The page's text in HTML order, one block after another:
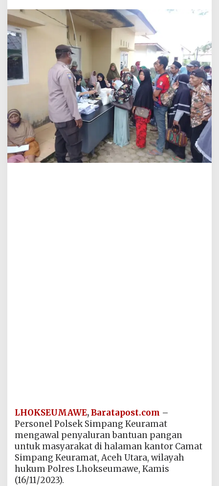
LHOKSEUMAWE,Baratapost.com –
Personel Polsek Simpang Keuramat
mengawal penyaluran bantuan pangan
untuk masyarakat di halaman kantor Camat
Simpang Keuramat, Aceh Utara, wilayah
hukum Polres Lhokseumawe, Kamis
(16/11/2023).